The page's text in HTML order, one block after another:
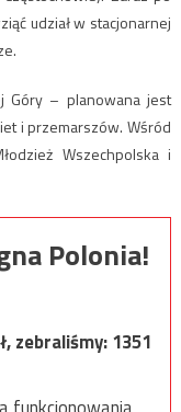
udział w stacjonarnej
Góry – planowana jest
i przemarszów. Wśród
Wszechpolska i
Polonia!
zebraliśmy:1351